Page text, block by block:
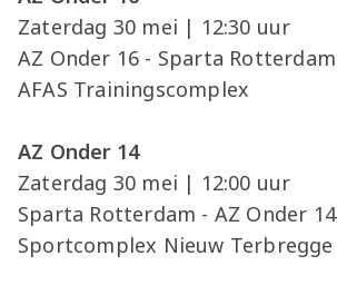
Zaterdag 30 mei | 12:30 uur
AZ Onder 16 - Sparta Rotterdam
AFAS Trainingscomplex
AZ Onder 14
Zaterdag 30 mei | 12:00 uur
Sparta Rotterdam - AZ Onder 14
Sportcomplex Nieuw Terbregge